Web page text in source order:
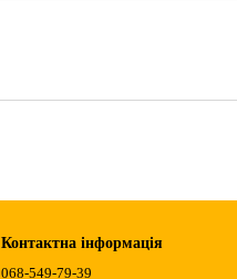
Контактна інформація
068-549-79-39